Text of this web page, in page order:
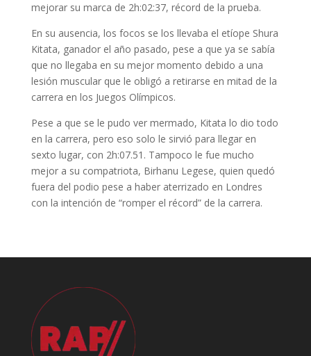
mejorar su marca de 2h:02:37, récord de la prueba.
En su ausencia, los focos se los llevaba el etíope Shura
Kitata, ganador el año pasado, pese a que ya se sabía
que no llegaba en su mejor momento debido a una
lesión muscular que le obligó a retirarse en mitad de la
carrera en los Juegos Olímpicos.
Pese a que se le pudo ver mermado, Kitata lo dio todo
en la carrera, pero eso solo le sirvió para llegar en
sexto lugar, con 2h:07.51. Tampoco le fue mucho
mejor a su compatriota, Birhanu Legese, quien quedó
fuera del podio pese a haber aterrizado en Londres
con la intención de “romper el récord” de la carrera.